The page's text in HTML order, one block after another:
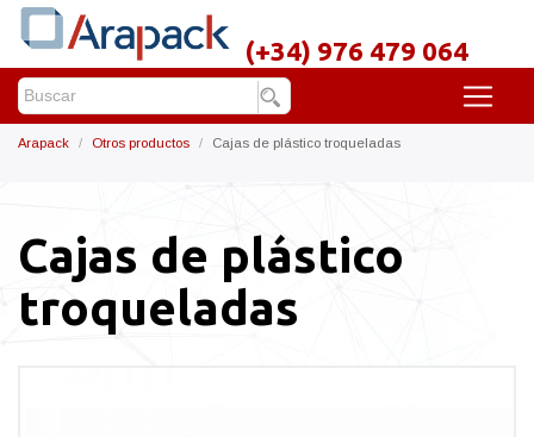
(+34) 976 479 064
Arapack Otros productos Cajas de plástico troqueladas
Cajas de plástico
troqueladas